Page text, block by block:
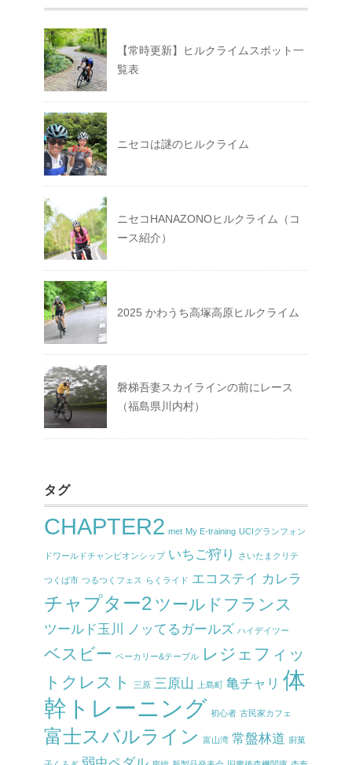
【常時更新】ヒルクライムスポット一
覧表
ニセコは謎のヒルクライム
ニセコHANAZONOヒルクライム（コ
ース紹介）
2025 かわうち高塚高原ヒルクライム
磐梯吾妻スカイラインの前にレース
（福島県川内村）
タグ
CHAPTER2 met My E-training UCIグランフォン
ドワールドチャンピオンシップ いちご狩り さいたまクリテ
つくば市 つるつくフェス らくライド エコステイ カレラ
チャプター2 ツールドフランス
ツールド玉川 ノッてるガールズ ハイデイツー
ベスビー ベーカリー&テーブル レジェフィッ
トクレスト
三原 三原山 上島町 亀チャリ 体
幹トレーニング 初心者 古民家カフェ
富士スバルライン 富山湾 常盤林道 廚菓